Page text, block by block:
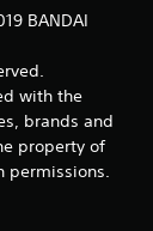
s
BANDAI
with the
brands and
property of
permissions.